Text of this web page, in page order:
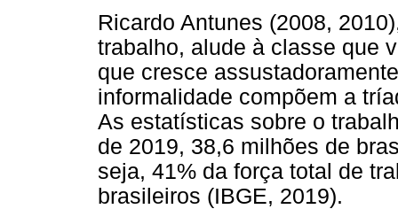
Ricardo Antunes (2008,
trabalho, alude à classe que
que cresce
informalidade compõem a
As estatísticas sobre o
de 2019, 38,6 milhões de
seja, 41% da força total de
brasileiros (IBGE, 2019).